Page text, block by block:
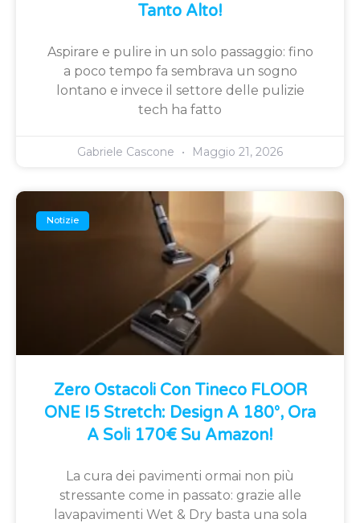
Tanto Alto!
Aspirare e pulire in un solo passaggio: fino
a poco tempo fa sembrava un sogno
lontano e invece il settore delle pulizie
tech ha fatto
Gabriele Cascone Maggio 21, 2026
Notizie
Zero Ostacoli Con Tineco FLOOR
ONE I5 Stretch: Design A 180°, Ora
A Soli 170€ Su Amazon!
La cura dei pavimenti ormai non più
stressante come in passato: grazie alle
lavapavimenti Wet & Dry basta una sola